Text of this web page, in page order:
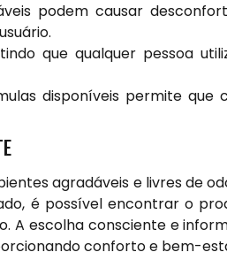
podem causar
que qualquer pessoa
disponíveis permite que
agradáveis e livres de
é possível encontrar o
A escolha consciente e
conforto e bem-